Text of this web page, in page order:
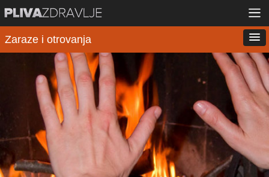
Zaraze i otrovanja